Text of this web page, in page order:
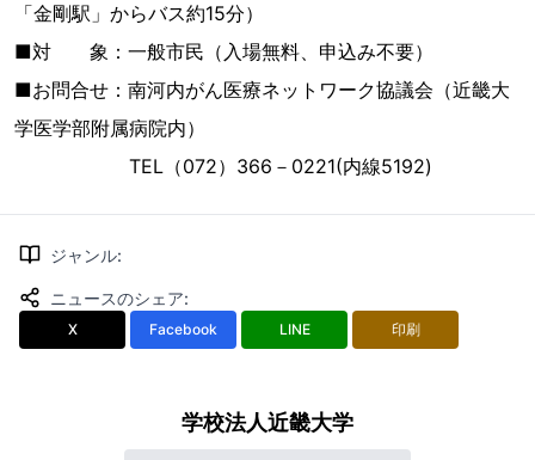
「金剛駅」からバス約15分）
■対 象：一般市民（入場無料、申込み不要）
■お問合せ：南河内がん医療ネットワーク協議会（近畿大
学医学部附属病院内）
TEL（072）366－0221(内線5192)
ジャンル:
ニュースのシェア:
X Facebook LINE 印刷
学校法人近畿大学